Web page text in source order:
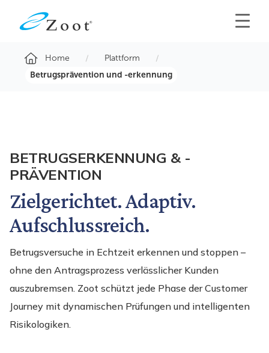
Home
Plattform
Betrugsprävention und -erkennung
BETRUGSERKENNUNG & -
PRÄVENTION
Zielgerichtet. Adaptiv.
Aufschlussreich.
Betrugsversuche in Echtzeit erkennen und stoppen –
ohne den Antragsprozess verlässlicher Kunden
auszubremsen. Zoot schützt jede Phase der Customer
Journey mit dynamischen Prüfungen und intelligenten
Risikologiken.